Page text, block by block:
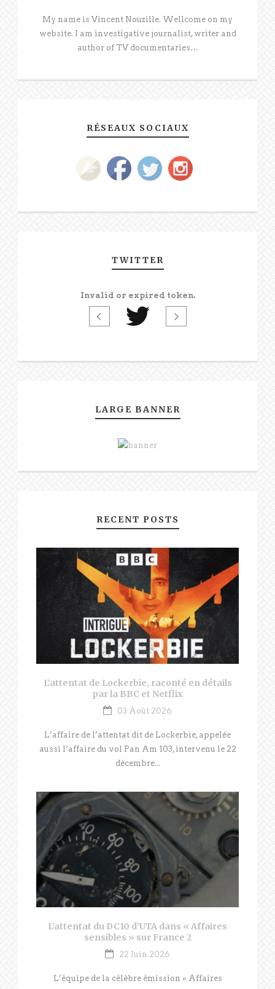
My name is Vincent Nouzille. Wellcome on my
website. I am investigative journalist, writer and
author of TV documentaries…
RÉSEAUX SOCIAUX
TWITTER
Invalid or expired token.
LARGE BANNER
RECENT POSTS
L’attentat de Lockerbie, raconté en détails
par la BBC et Netflix
03 Août 2026
L’affaire de l’attentat dit de Lockerbie, appelée
aussi l’affaire du vol Pan Am 103, intervenu le 22
décembre...
L’attentat du DC10 d’UTA dans « Affaires
sensibles » sur France 2
22 Juin 2026
L’équipe de la célèbre émission « Affaires